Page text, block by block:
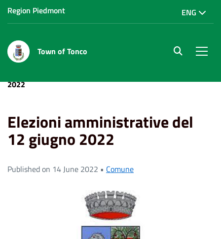
Region Piedmont ENG
Town of Tonco site.searc
2022
Elezioni amministrative del
12 giugno 2022
Published on 14 June 2022 • Comune